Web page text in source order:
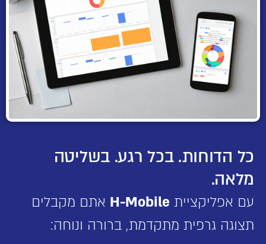
כל הדוחות. בכל רגע. בשליטה
מלאה.
עם אפליקציית H-Mobileאתם מקבלים
תצוגה גרפית מתקדמת, ברורה ונוחה: